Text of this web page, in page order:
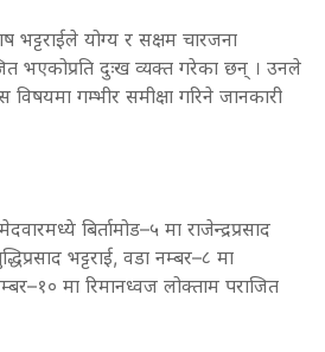
भट्टराईले योग्य र सक्षम चारजना
भएकोप्रति दुःख व्यक्त गरेका छन् । उनले
गम्भीर समीक्षा गरिने जानकारी
बिर्तामोड–५ मा राजेन्द्रप्रसाद
भट्टराई, वडा नम्बर–८ मा
मा रिमानध्वज लोक्ताम पराजित